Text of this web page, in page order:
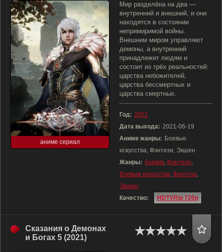
аниме сериал
Мир разделёна на два —
внутренний и внешний, и они
находятся в состоянии
непримиримой войны.
Внешним миром управляют
демоны, а внутренний
принадлежит людям и
состоит из трёх реальностей:
царства небожителей,
царства бессмертных и
царства смертных.
Год: 2021
Дата выхода: 2021-06-19
Аниме жанры: Боевые
искусства, Фэнтези, Экшен
Жанры: боевик, фэнтези,
Боевые искусства, Фэнтези,
Экшен
Качество:
HDTVRip 720p
Сказания о Демонах
и Богах 5 (2021)